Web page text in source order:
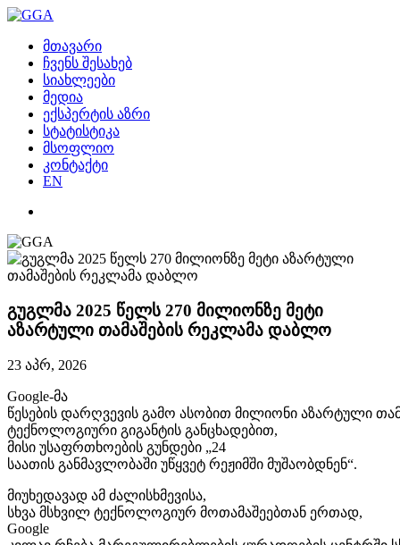
მთავარი
ჩვენს შესახებ
სიახლეები
მედია
ექსპერტის აზრი
სტატისტიკა
მსოფლიო
კონტაქტი
EN
გუგლმა 2025 წელს 270 მილიონზე მეტი
აზარტული თამაშების რეკლამა დაბლო
23 აპრ, 2026
Google-მა
წესების დარღვევის გამო ასობით მილიონი აზარტული
ტექნოლოგიური გიგანტის განცხადებით,
მისი უსაფრთხოების გუნდები „24
საათის განმავლობაში უწყვეტ რეჟიმში მუშაობდნენ“.
მიუხედავად ამ ძალისხმევისა,
სხვა მსხვილ ტექნოლოგიურ მოთამაშეებთან ერთად,
Google